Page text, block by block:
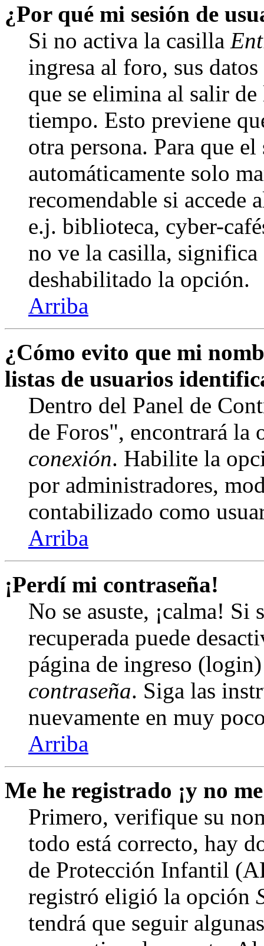
¿Por qué mi sesión de
Si no activa la casilla
ingresa al foro, sus
que se elimina al salir
tiempo. Esto previene
otra persona. Para que
automáticamente solo
recomendable si accede
e.j. biblioteca, cyber-
no ve la casilla,
deshabilitado la opción.
Arriba
¿Cómo evito que mi
listas de usuarios
Dentro del Panel de
de Foros", encontrará la
conexión. Habilite la
por administradores,
contabilizado como
Arriba
¡Perdí mi contraseña!
No se asuste, ¡calma! Si
recuperada puede
página de ingreso
contraseña. Siga las
nuevamente en muy
Arriba
Me he registrado ¡y no
Primero, verifique su
todo está correcto, hay
de Protección Infantil
registró eligió la opción
tendrá que seguir